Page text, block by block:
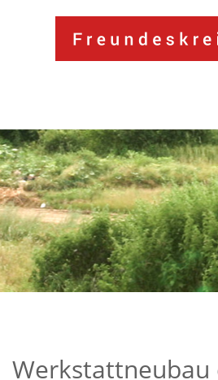
Werkstattneubau